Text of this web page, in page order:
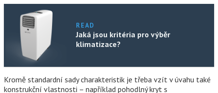
READ
Jaká jsou kritéria pro výběr
klimatizace?
Kromě standardní sady charakteristik je třeba vzít v úvahu také
konstrukční vlastnosti – například pohodlný kryt s